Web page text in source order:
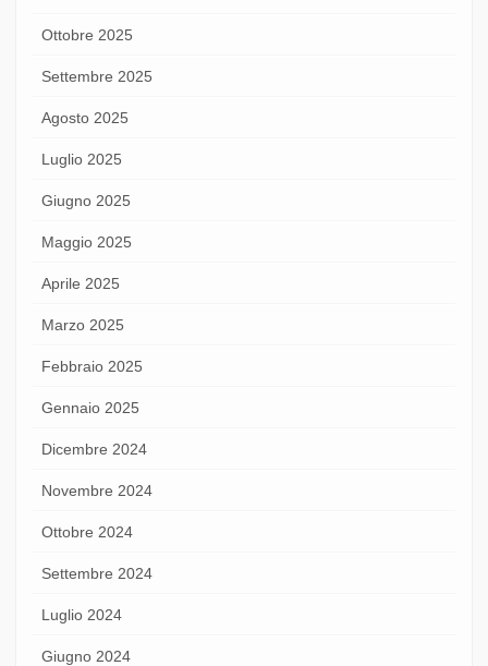
Ottobre 2025
Settembre 2025
Agosto 2025
Luglio 2025
Giugno 2025
Maggio 2025
Aprile 2025
Marzo 2025
Febbraio 2025
Gennaio 2025
Dicembre 2024
Novembre 2024
Ottobre 2024
Settembre 2024
Luglio 2024
Giugno 2024